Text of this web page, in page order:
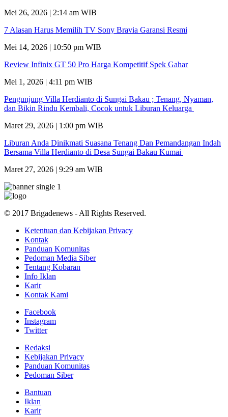
Mei 26, 2026 | 2:14 am WIB
7 Alasan Harus Memilih TV Sony Bravia Garansi Resmi
Mei 14, 2026 | 10:50 pm WIB
Review Infinix GT 50 Pro Harga Kompetitif Spek Gahar
Mei 1, 2026 | 4:11 pm WIB
Pengunjung Villa Herdianto di Sungai Bakau ; Tenang, Nyaman,
dan Bikin Rindu Kembali, Cocok untuk Liburan Keluarga
Maret 29, 2026 | 1:00 pm WIB
Liburan Anda Dinikmati Suasana Tenang Dan Pemandangan Indah
Bersama Villa Herdianto di Desa Sungai Bakau Kumai
Maret 27, 2026 | 9:29 am WIB
© 2017 Brigadenews - All Rights Reserved.
Ketentuan dan Kebijakan Privacy
Kontak
Panduan Komunitas
Pedoman Media Siber
Tentang Kobaran
Info Iklan
Karir
Kontak Kami
Facebook
Instagram
Twitter
Redaksi
Kebijakan Privacy
Panduan Komunitas
Pedoman Siber
Bantuan
Iklan
Karir